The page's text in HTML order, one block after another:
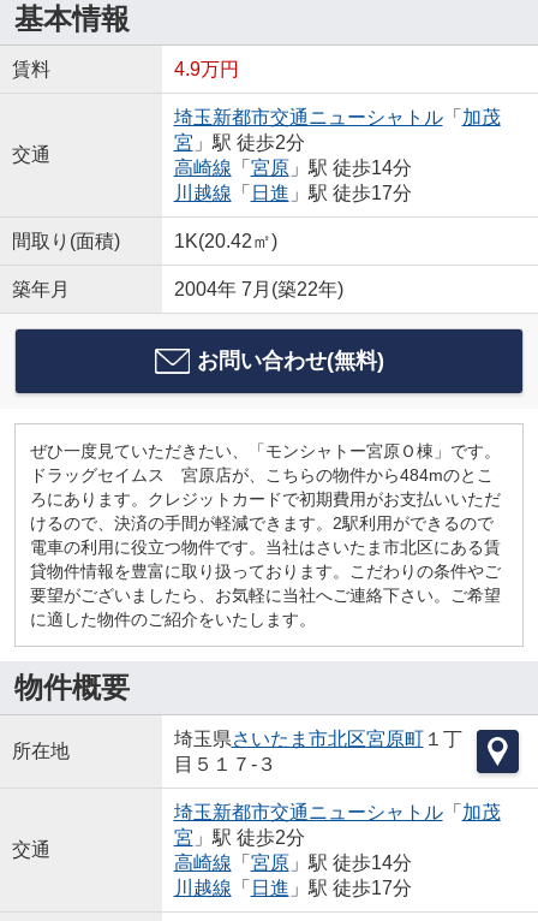
基本情報
賃料 4.9万円
交通
埼玉新都市交通ニューシャトル「 加茂
宮 」駅 徒歩2分
高崎線 「 宮原」駅 徒歩14分
川越線 「 日進 」駅 徒歩17分
間取り(面積) 1K(20.42㎡)
築年月 2004年 7月(築22年)
お問い合わせ(無料)
ぜひ一度見ていただきたい、「モンシャトー宮原Ｏ棟」です。
ドラッグセイムス 宮原店が、こちらの物件から484mのとこ
ろにあります。クレジットカードで初期費用がお支払いいただ
けるので、決済の手間が軽減できます。2駅利用ができるので
電車の利用に役立つ物件です。当社はさいたま市北区にある賃
貸物件情報を豊富に取り扱っております。こだわりの条件やご
要望がございましたら、お気軽に当社へご連絡下さい。ご希望
に適した物件のご紹介をいたします。
物件概要
所在地
埼玉県さいたま市北区宮原町１丁
目５１７-３
交通
埼玉新都市交通ニューシャトル「 加茂
宮 」駅 徒歩2分
高崎線 「 宮原」駅 徒歩14分
川越線 「 日進 」駅 徒歩17分